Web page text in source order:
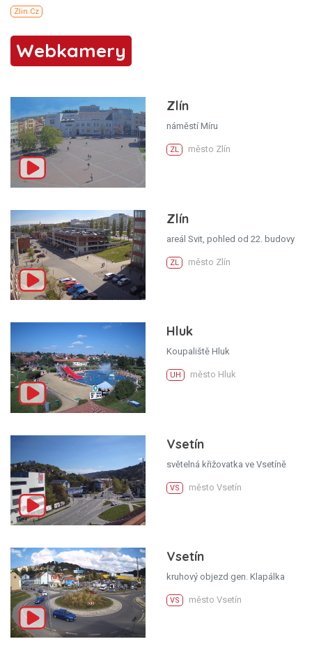
Webkamery
Zlín
náměstí Míru
ZL město Zlín
Zlín
areál Svit, pohled od 22. budovy
ZL město Zlín
Hluk
Koupaliště Hluk
UH město Hluk
Vsetín
světelná křižovatka ve Vsetíně
VS město Vsetín
Vsetín
kruhový objezd gen. Klapálka
VS město Vsetín